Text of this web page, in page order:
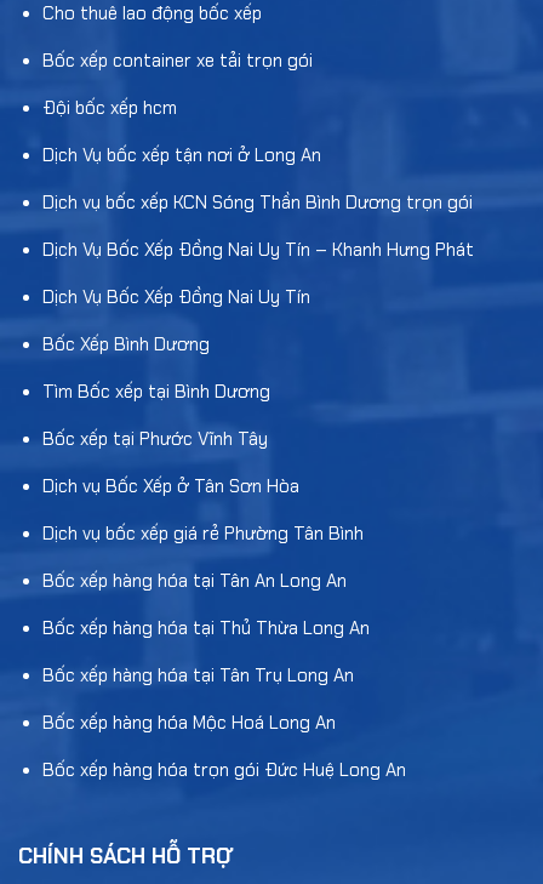
Cho thuê lao động bốc xếp
Bốc xếp container xe tải trọn gói
Đội bốc xếp hcm
Dịch Vụ bốc xếp tận nơi ở Long An
Dịch vụ bốc xếp KCN Sóng Thần Bình Dương trọn gói
Dịch Vụ Bốc Xếp Đồng Nai Uy Tín – Khanh Hưng Phát
Dịch Vụ Bốc Xếp Đồng Nai Uy Tín
Bốc Xếp Bình Dương
Tìm Bốc xếp tại Bình Dương
Bốc xếp tại Phước Vĩnh Tây
Dịch vụ Bốc Xếp ở Tân Sơn Hòa
Dịch vụ bốc xếp giá rẻ Phường Tân Bình
Bốc xếp hàng hóa tại Tân An Long An
Bốc xếp hàng hóa tại Thủ Thừa Long An
Bốc xếp hàng hóa tại Tân Trụ Long An
Bốc xếp hàng hóa Mộc Hoá Long An
Bốc xếp hàng hóa trọn gói Đức Huệ Long An
CHÍNH SÁCH HỖ TRỢ